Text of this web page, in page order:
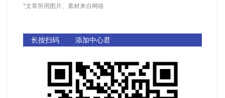
*文章所用图片、素材来自网络
长按扫码 添加中心君